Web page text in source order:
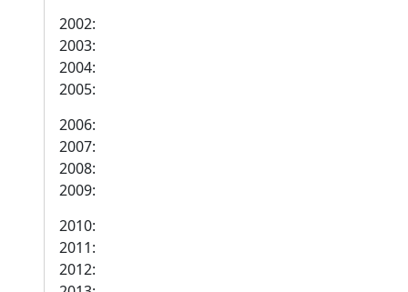
2002:
2003:
2004:
2005:
2006:
2007:
2008:
2009:
2010:
2011:
2012: